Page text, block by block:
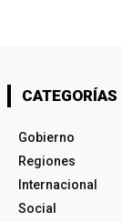
CATEGORÍAS
Gobierno
Regiones
Internacional
Social